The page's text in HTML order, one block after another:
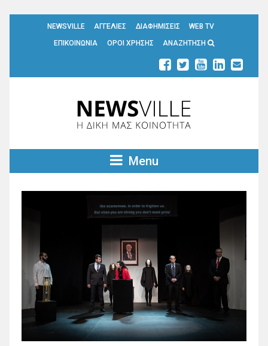
NEWSVILLE ΑΓΓΕΛΙΕΣ ΔΙΑΦΗΜΙΣΕΙΣ
WEB TV
ΕΠΙΚΟΙΝΩΝΙΑ
ΟΡΟΙ ΧΡΗΣΗΣ ΑΝΑΖΗΤΗΣΗ
Menu